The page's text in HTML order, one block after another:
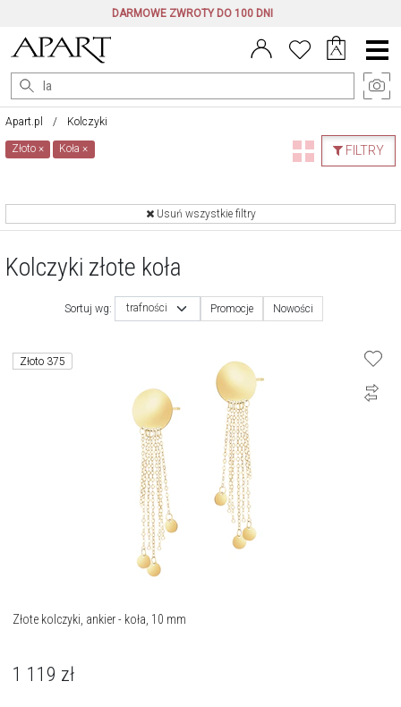
DARMOWE ZWROTY DO 100 DNI
Menu
główne
Apart.pl Kolczyki
FILTRY
Złoto× Koła×
Usuń wszystkie filtry
Kolczyki złote koła
Sortuj wg: trafności Promocje Nowości
Złoto 375
Złote kolczyki, ankier - koła, 10 mm
1 119 zł